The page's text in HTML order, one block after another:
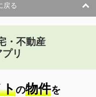
戻る
・不動産
プリ
の物件を